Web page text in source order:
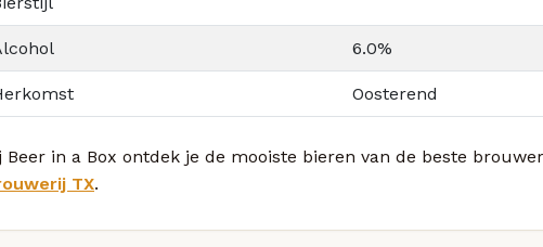
6.0%
Oosterend
Beer in a Box ontdek je de mooiste bieren van de beste
TX.